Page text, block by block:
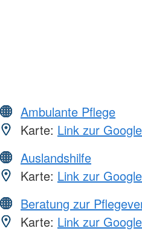
Ambulante Pflege
Karte: Link zur
Auslandshilfe
Karte: Link zur
Beratung zur
Karte: Link zur